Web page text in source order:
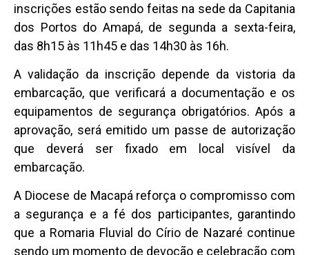
inscrições estão sendo feitas na sede da Capitania
dos Portos do Amapá, de segunda a sexta-feira,
das 8h15 às 11h45 e das 14h30 às 16h.
A validação da inscrição depende da vistoria da
embarcação, que verificará a documentação e os
equipamentos de segurança obrigatórios. Após a
aprovação, será emitido um passe de autorização
que deverá ser fixado em local visível da
embarcação.
A Diocese de Macapá reforça o compromisso com
a segurança e a fé dos participantes, garantindo
que a Romaria Fluvial do Círio de Nazaré continue
sendo um momento de devoção e celebração com